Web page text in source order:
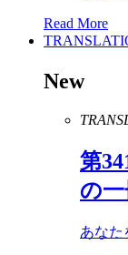
Read More
New
第
の
あなた